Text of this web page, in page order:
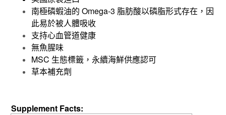
南極磷蝦油的 Omega-3 脂肪酸以磷脂形式存在，因
此易於被人體吸收
支持心血管道健康
無魚腥味
MSC 生態標籤，永續海鮮供應認可
草本補充劑
Supplement Facts: